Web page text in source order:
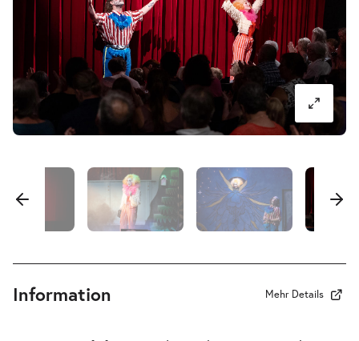
Pa-Pa-Papageno. Die Zauberflöte für
Kinder
-
Sa.
24.10.2026
Sa. 24.10.2026
Information Mehr Details